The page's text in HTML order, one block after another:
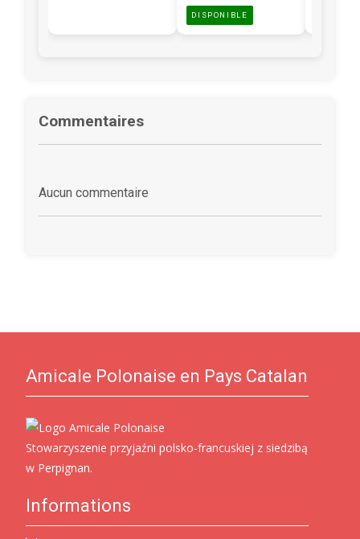
DISPONIBLE
Commentaires
Aucun commentaire
Amicale Polonaise en Pays Catalan
Stowarzyszenie przyjaźni polsko-francuskiej z siedzibą
w Perpignan.
Informations